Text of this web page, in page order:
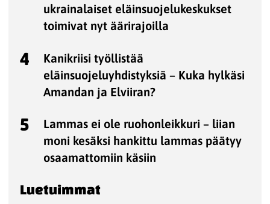
ukrainalaiset eläinsuojelukeskukset
toimivat nyt äärirajoilla
4
Kanikriisi työllistää
eläinsuojeluyhdistyksiä – Kuka hylkäsi
Amandan ja Elviiran?
5
Lammas ei ole ruohonleikkuri – liian
moni kesäksi hankittu lammas päätyy
osaamattomiin käsiin
Luetuimmat